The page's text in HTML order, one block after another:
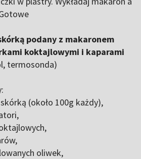
podany z makaronem
koktajlowymi i kaparami
termosonda)
(około 100g każdy),
oliwek,